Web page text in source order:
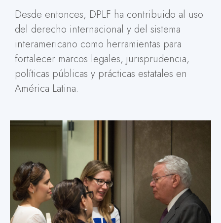
Desde entonces, DPLF ha contribuido al uso
del derecho internacional y del sistema
interamericano como herramientas para
fortalecer marcos legales, jurisprudencia,
políticas públicas y prácticas estatales en
América Latina.